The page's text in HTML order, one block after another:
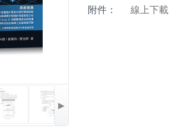
▶
附件：
線上下載